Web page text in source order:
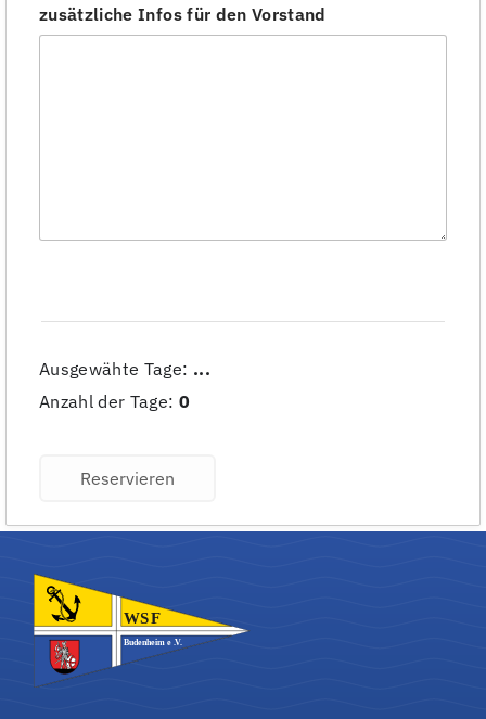
zusätzliche Infos für den Vorstand
Ausgewähte Tage: ...
Anzahl der Tage: 0